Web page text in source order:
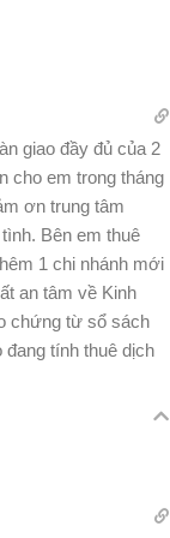
giao đầy đủ của 2
cho em trong tháng
ơn trung tâm
Bên em thuê
1 chi nhánh mới
an tâm về Kinh
chứng từ sổ sách
tính thuê dịch